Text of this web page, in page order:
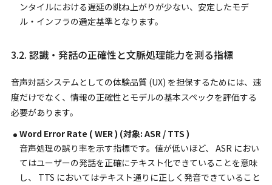
ンタイルにおける遅延の跳ね上がりが少ない、安定したモデ
ル・インフラの選定基準となります。
3.2. 認識・発話の正確性と文脈処理能力を測る指標
音声対話システムとしての体験品質 (UX) を担保するためには、速
度だけでなく、情報の正確性とモデルの基本スペックを評価する
必要があります。
Word Error Rate ( WER ) (対象: ASR / TTS )
音声処理の誤り率を示す指標です。値が低いほど、 ASR におい
てはユーザーの発話を正確にテキスト化できていることを意味
し、 TTS においてはテキスト通りに正しく発音できていること